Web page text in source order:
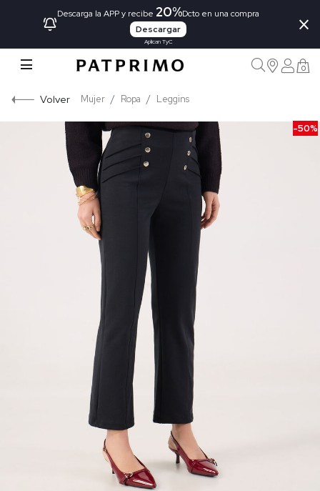
Descarga la APP y recibe 20%Dcto en una compra
Descargar
Aplican TyC
×
0
Volver Mujer Ropa Leggins
-50%